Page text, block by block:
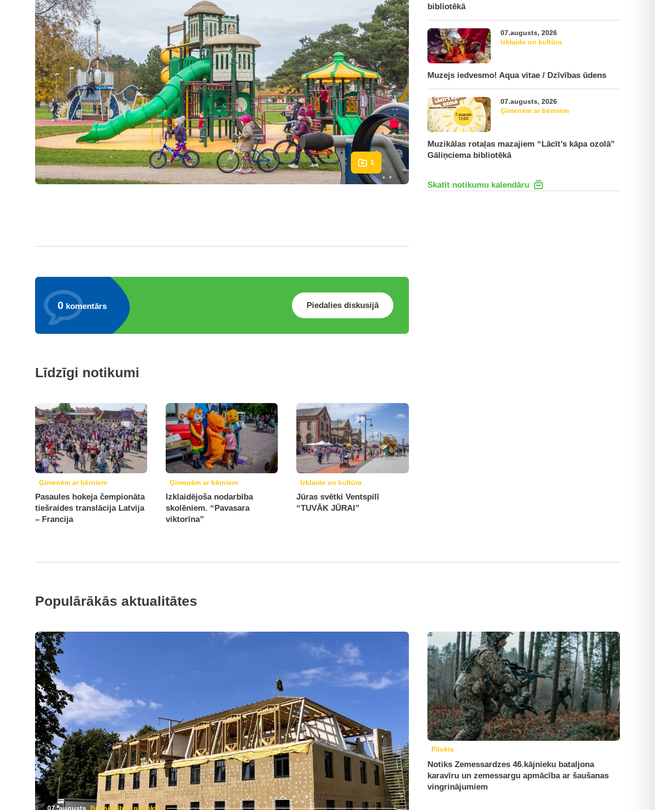
1
0 komentārs Piedalies diskusijā
Līdzīgi notikumi
Ģimenēm ar bērniem
Pasaules hokeja čempionāta
tiešraides translācija Latvija
– Francija
Ģimenēm ar bērniem
Izklaidējoša nodarbība
skolēniem. “Pavasara
viktorīna”
Izklaide un kultūra
Jūras svētki Ventspilī
“TUVĀK JŪRAI”
bibliotēkā
07.augusts, 2026
Izklaide un kultūra
Muzejs iedvesmo! Aqua vitae / Dzīvības ūdens
07.augusts, 2026
Ģimenēm ar bērniem
Muzikālas rotaļas mazajiem “Lācīt’s kāpa ozolā”
Gāliņciema bibliotēkā
Skatīt notikumu kalendāru
Populārākās aktualitātes
07. augusts Būvniecības projekti
Pilsēta
Notiks Zemessardzes 46.kājnieku bataljona
karavīru un zemessargu apmācība ar šaušanas
vingrinājumiem